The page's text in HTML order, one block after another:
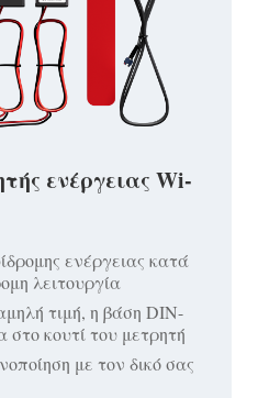
ενέργειας Wi-
ενέργειας κατά
λειτουργία
τιμή, η βάση DIN-
στο κουτί του μετρητή
με τον δικό σας